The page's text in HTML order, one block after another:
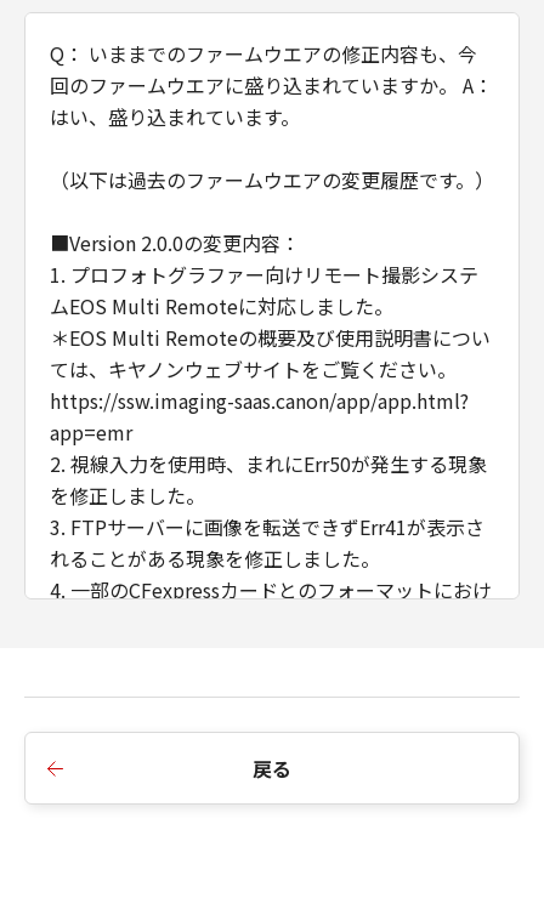
するものとします。
以 上
キヤノン株式会社
Q： いままでのファームウエアの修正内容も、今
回のファームウエアに盛り込まれていますか。 A：
はい、盛り込まれています。
（以下は過去のファームウエアの変更履歴です。）
■Version 2.0.0の変更内容：
1. プロフォトグラファー向けリモート撮影システ
ムEOS Multi Remoteに対応しました。
＊EOS Multi Remoteの概要及び使用説明書につい
ては、キヤノンウェブサイトをご覧ください。
https://ssw.imaging-saas.canon/app/app.html?
app=emr
2. 視線入力を使用時、まれにErr50が発生する現象
を修正しました。
3. FTPサーバーに画像を転送できずErr41が表示さ
れることがある現象を修正しました。
4. 一部のCFexpressカードとのフォーマットにおけ
電源ON時にパスワードを要求する事ができるよう
になりました。
戻る